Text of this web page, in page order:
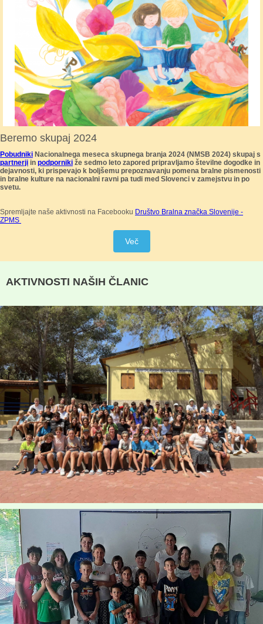
Beremo skupaj 2024
Pobudniki Nacionalnega meseca skupnega branja 2024 (NMSB 2024) skupaj s
partnerji in podporniki že sedmo leto zapored pripravljamo številne dogodke in
dejavnosti, ki prispevajo k boljšemu prepoznavanju pomena bralne pismenosti
in bralne kulture na nacionalni ravni pa tudi med Slovenci v zamejstvu in po
svetu.
Spremljajte naše aktivnosti na Facebooku Društvo Bralna značka Slovenije -
ZPMS
Več
AKTIVNOSTI NAŠIH ČLANIC